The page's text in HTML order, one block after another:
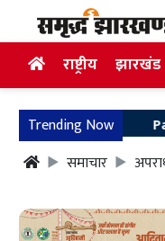
राष्ट्रीय झारखंड
Trending NowPakur
समाचार